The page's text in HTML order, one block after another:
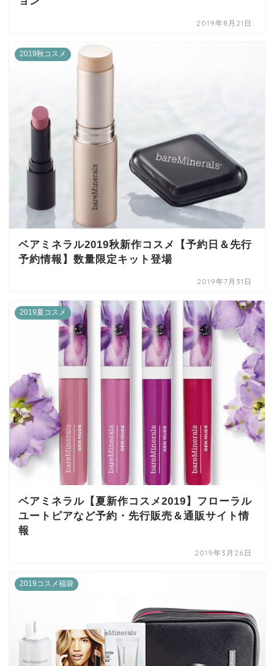
2019年8月21日
2019秋コスメ
ベアミネラル2019秋新作コスメ【予約日＆先行
予約情報】数量限定キット登場
2019年7月31日
2019夏コスメ
ベアミネラル【夏新作コスメ2019】フローラル
ユートピアなど予約・先行販売＆通販サイト情
報
2019年3月26日
2019コスメ福袋